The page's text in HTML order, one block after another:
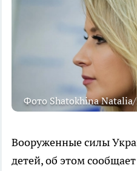
Фото Shatokhina
Вооруженные силы
детей, об этом